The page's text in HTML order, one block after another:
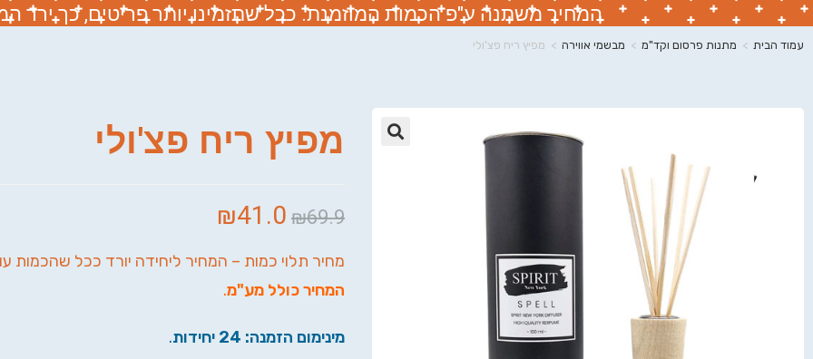
המחיר משתנה ע"פ הכמות המוזמנת. ככל שתזמינו יותר פריטים, כך ירד
עמוד הבית > מתנות פרסום וקד"מ > מבשמי אווירה > מפיץ ריח פצ'ולי
מפיץ ריח פצ'ולי
₪69.9
₪41.0
מחיר תלוי כמות – המחיר ליחידה יורד ככל שהכמות
המחיר כולל מע"מ.
מינימום הזמנה: 24 יחידות .